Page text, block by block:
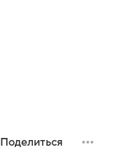
Поделиться